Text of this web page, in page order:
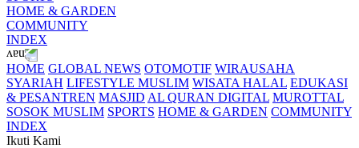
HOME & GARDEN
COMMUNITY
INDEX
HOME GLOBAL NEWS OTOMOTIF WIRAUSAHA
SYARIAH LIFESTYLE MUSLIM WISATA HALAL EDUKASI
& PESANTREN MASJID AL QURAN DIGITAL MUROTTAL
SOSOK MUSLIM SPORTS HOME & GARDEN COMMUNITY
INDEX
Ikuti Kami